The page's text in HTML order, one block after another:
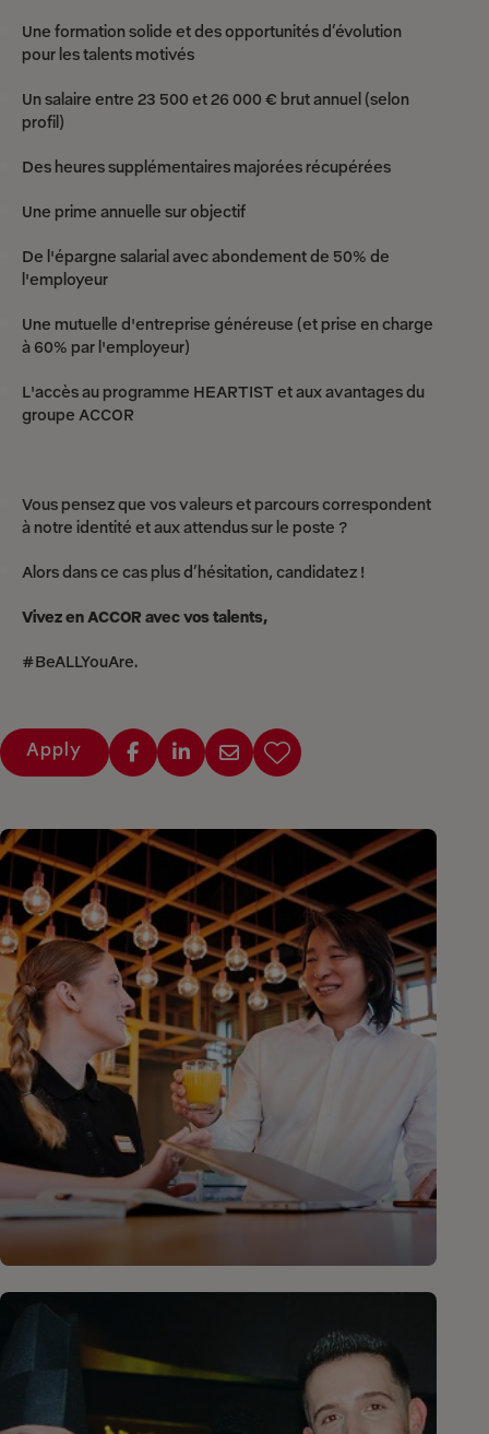
Une formation solide et des opportunités d’évolution
pour les talents motivés
Un salaire entre 23 500 et 26 000 € brut annuel (selon
profil)
Des heures supplémentaires majorées récupérées
Une prime annuelle sur objectif
De l'épargne salarial avec abondement de 50% de
l'employeur
Une mutuelle d'entreprise généreuse (et prise en charge
à 60% par l'employeur)
L'accès au programme HEARTIST et aux avantages du
groupe ACCOR
Vous pensez que vos valeurs et parcours correspondent
à notre identité et aux attendus sur le poste ?
Alors dans ce cas plus d’hésitation, candidatez !
Vivez en ACCOR avec vos talents,
#BeALLYouAre.
Apply